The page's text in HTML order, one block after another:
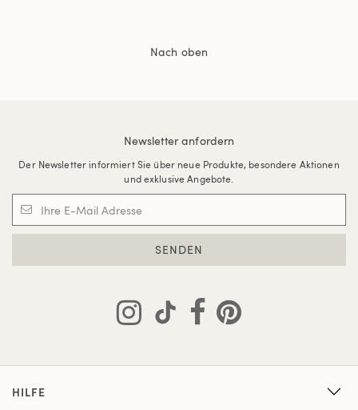
Nach oben
Newsletter anfordern
Der Newsletter informiert Sie über neue Produkte, besondere Aktionen
und exklusive Angebote.
SENDEN
HILFE